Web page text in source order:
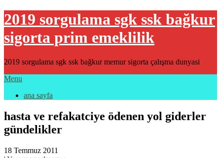
2019 sorgulama sgk ssk bağkur
sigorta prim emeklilik
2019 sorgulama sgk ssk bağkur memur sigorta çalışma dunyasi
Menu
ana sayfa
hasta ve refakatciye ödenen yol giderler
gündelikler
18 Temmuz 2011